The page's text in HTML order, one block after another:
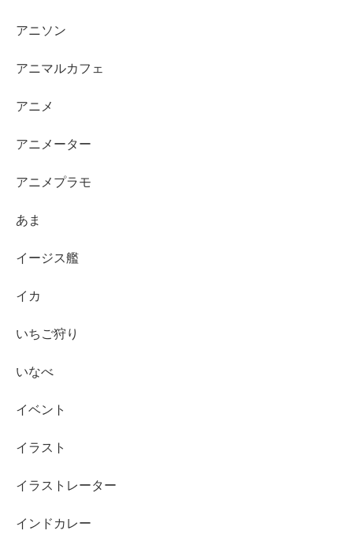
アニソン
アニマルカフェ
アニメ
アニメーター
アニメプラモ
あま
イージス艦
イカ
いちご狩り
いなべ
イベント
イラスト
イラストレーター
インドカレー